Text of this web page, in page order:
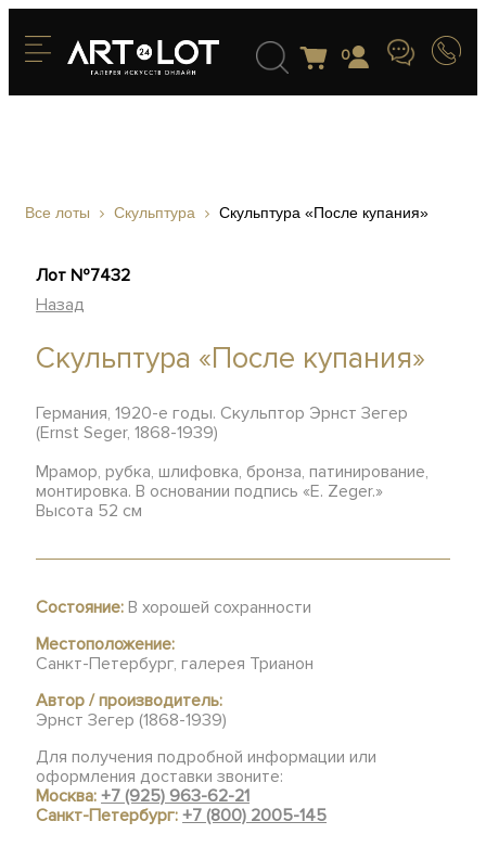
0
Все лоты Скульптура Скульптура «После купания»
Лот №7432
Назад
Скульптура «После купания»
Германия, 1920-е годы. Скульптор Эрнст Зегер
(Ernst Seger, 1868-1939)
Мрамор, рубка, шлифовка, бронза, патинирование,
монтировка. В основании подпись «E. Zeger.»
Высота 52 см
Состояние: В хорошей сохранности
Местоположение:
Санкт-Петербург, галерея Трианон
Автор / производитель:
Эрнст Зегер (1868-1939)
Для получения подробной информации или
оформления доставки звоните:
Москва:+7 (925) 963-62-21
Санкт-Петербург:+7 (800) 2005-145